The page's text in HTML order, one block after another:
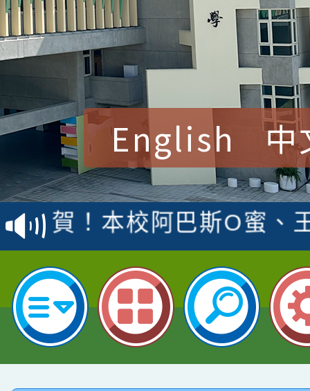
English 中
賀！本校參加桃園市中
賽 洪綺君教師榮獲社
名
賀！本校阿巴斯O蜜、
倩參加桃園市科展 國
名 指導老師王老師、
賀！本校四年二班張O
園市英語競賽國小朗
指導老師林老師
賀！本校參加桃園市中
賽 劉文瑛教師榮獲教
臺灣台語-第二名
賀！本校參與2026世
市賽榮獲科學小創客佳